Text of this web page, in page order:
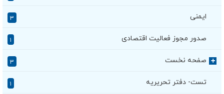
ایمنی ۳
صدور مجوز فعالیت اقتصادی
+ صفحه نخست ۳
تست- دفتر تحریریه